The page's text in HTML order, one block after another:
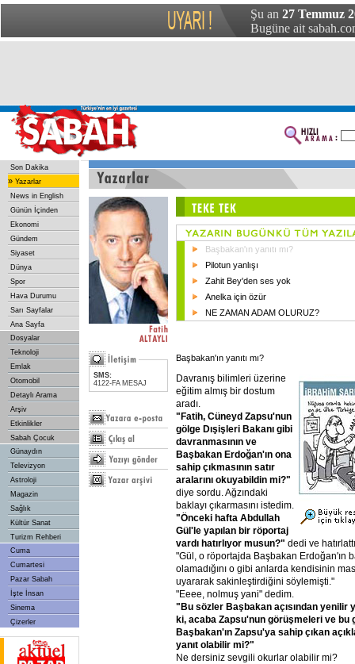
Şu an 27 Temmuz
Bugüne ait
Son Dakika
» Yazarlar
News in English
Günün İçinden
Ekonomi
Gündem
Siyaset
Dünya
Spor
Hava Durumu
Sarı Sayfalar
Ana Sayfa
Dosyalar
Teknoloji
Emlak
Otomobil
Detaylı Arama
Arşiv
Etkinlikler
Sabah Çocuk
Günaydın
Televizyon
Astroloji
Magazin
Sağlık
Kültür Sanat
Turizm Rehberi
Cuma
Cumartesi
Pazar Sabah
İşte İnsan
Sinema
Çizerler
SMS:
4122-FA MESAJ
Başbakan'ın yanıtı mı?
Pilotun yanlışı
Zahit Bey'den ses yok
Anelka için özür
NE ZAMAN ADAM OLURUZ?
Başbakan'ın yanıtı mı?
Davranış bilimleri üzerine
eğitim almış bir dostum
aradı.
"Fatih, Cüneyd Zapsu'nun
gölge Dışişleri Bakanı gibi
davranmasının ve
Başbakan Erdoğan'ın ona
sahip çıkmasının satır
aralarını okuyabildin mi?"
diye sordu. Ağzındaki
baklayı çıkarmasını istedim.
"Önceki hafta Abdullah
Gül'le yapılan bir röportaj
vardı hatırlıyor musun?" dedi ve
"Gül, o röportajda Başbakan Erdoğan'ın
olamadığını o gibi anlarda kendisinin
uyararak sakinleştirdiğini söylemişti."
"Eeee, nolmuş yani" dedim.
"Bu sözler Başbakan açısından yenilir
ki, acaba Zapsu'nun görüşmeleri ve bu
Başbakan'ın Zapsu'ya sahip çıkan
yanıt olabilir mi?"
Ne dersiniz sevgili okurlar olabilir mi?